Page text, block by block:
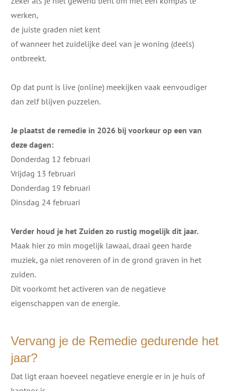
werken,
de juiste graden niet kent
of wanneer het zuidelijke deel van je woning (deels)
ontbreekt.
Op dat punt is live (online) meekijken vaak eenvoudiger
dan zelf blijven puzzelen.
Je plaatst de remedie in 2026 bij voorkeur op een van
deze dagen:
Donderdag 12 februari
Vrijdag 13 februari
Donderdag 19 februari
Dinsdag 24 februari
Verder houd je het Zuiden zo rustig mogelijk dit jaar.
Maak hier zo min mogelijk lawaai, draai geen harde
muziek, ga niet renoveren of in de grond graven in het
zuiden.
Dit voorkomt het activeren van de negatieve
eigenschappen van de energie.
Vervang je de Remedie gedurende het
jaar?
Dat ligt eraan hoeveel negatieve energie er in je huis of